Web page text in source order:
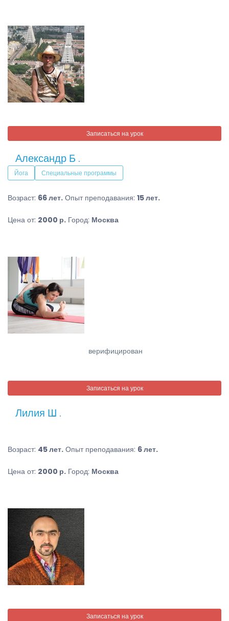
Записаться на урок
Александр Б .
Йога Специальные программы
Возраст: 66 лет. Опыт преподавания: 15 лет.
Цена от: 2000 р. Город: Москва
верифицирован
Записаться на урок
Лилия Ш .
Возраст: 45 лет. Опыт преподавания: 6 лет.
Цена от: 2000 р. Город: Москва
Записаться на урок